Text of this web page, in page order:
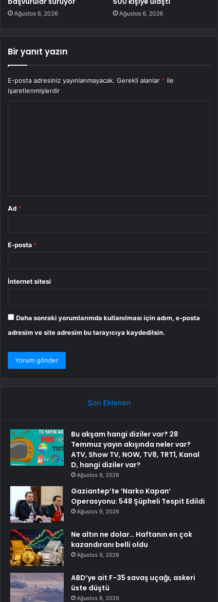
Ağustos 6, 2026 Ağustos 6, 2026
Bir yanıt yazın
E-posta adresiniz yayınlanmayacak. Gerekli alanlar * ile
işaretlenmişlerdir
Ad *
E-posta *
İnternet sitesi
Daha sonraki yorumlarımda kullanılması için adım, e-posta
adresim ve site adresim bu tarayıcıya kaydedilsin.
Son Eklenen
Bu akşam hangi diziler var? 28
Temmuz yayın akışında neler var?
ATV, Show TV, NOW, TV8, TRT1, Kanal
D, hangi diziler var?
Ağustos 9, 2026
Gaziantep’te ‘Narko Kapan’
Operasyonu: 548 Şüpheli Tespit Edildi
Ağustos 9, 2026
Ne altın ne dolar… Haftanın en çok
kazandıranı belli oldu
Ağustos 9, 2026
ABD’ye ait F-35 savaş uçağı, askeri
üste düştü
Ağustos 8, 2026